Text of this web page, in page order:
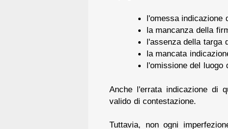
l'omessa indicazione
la mancanza della
l'assenza della targa
la mancata
l'omissione del luogo
Anche l'errata indicazione di
valido di contestazione.
Tuttavia, non ogni